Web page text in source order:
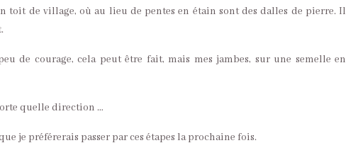
toit de village, où au lieu de pentes en étain sont des dalles de pierre. Il
de courage, cela peut être fait, mais mes jambes, sur une semelle en
quelle direction …
je préférerais passer par ces étapes la prochaine fois.